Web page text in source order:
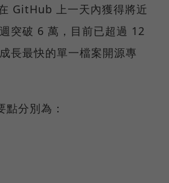
GitHub 上一天內獲得將近
突破 6 萬，目前已超過 12
長最快的單一檔案開源專
分別為：